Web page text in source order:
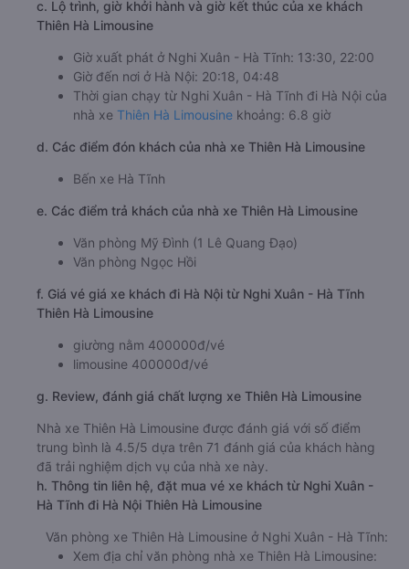
Xe Thiên Hà Limousine được biết đến là hãng xe mang lại
của mọi đối tượng khách hàng. Khi di chuyển trên xe, bạn
luôn được phục vụ chu đáo bởi đội ngũ nhân viên và tài
xế điều khiển xe an toàn trên mọi cung đường. Bên cạnh
đó, xe Thiên Hà Limousine đi Hà Nội từ Nghi Xuân - Hà
chất lượng, đầy đủ tiện ích.
b. Hình ảnh xe Thiên Hà Limousine
c. Lộ trình, giờ khởi hành và giờ kết thúc của xe khách
Thiên Hà Limousine
Giờ xuất phát ở Nghi Xuân - Hà Tĩnh: 13:30, 22:00
Giờ đến nơi ở Hà Nội: 20:18, 04:48